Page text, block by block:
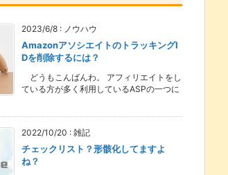
2023/6/8 : ノウハウ
AmazonアソシエイトのトラッキングI
Dを削除するには？
どうもこんばんわ。 アフィリエイトをし
ている方が多く利用しているASPの一つに
2022/10/20 : 雑記
チェックリスト？形骸化してますよ
ね？